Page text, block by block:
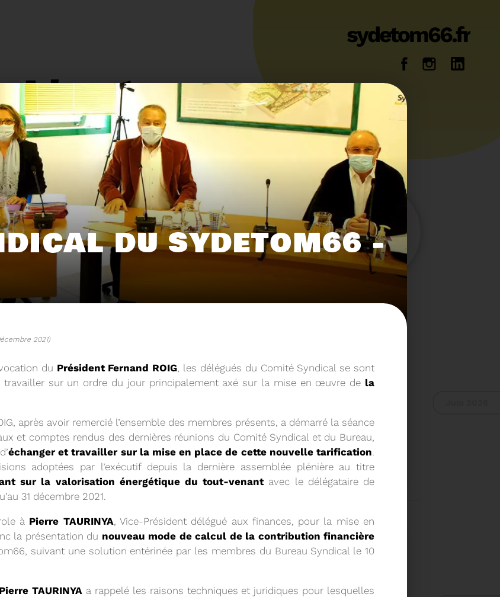
sydetom66.fr
L'actu.
159
Recyclage
116
Zéro déchet Energie Reportage
Voir plus
04/06/2026
PRÉSENTATION DU RAPPORT D'ACTIVITÉ
2025
Voir plus
DU SYDETOM66 -
2021)
du Président Fernand ROIG, les délégués du Comité Syndical se sont
travailler sur un ordre du jour principalement axé sur la mise en œuvre de la
après avoir remercié l’ensemble des membres présents, a démarré la séance
et comptes rendus des dernières réunions du Comité Syndical et du Bureau,
échanger et travailler sur la mise en place de cette nouvelle tarification.
adoptées par l’exécutif depuis la dernière assemblée plénière au titre
sur la valorisation énergétique du tout-venantavec le délégataire de
31 décembre 2021.
à Pierre TAURINYA, Vice-Président délégué aux finances, pour la mise en
la présentation du nouveau mode de calcul de la contribution financière
suivant une solution entérinée par les membres du Bureau Syndical le 10
Pierre TAURINYA a rappelé les raisons techniques et juridiques pour lesquelles